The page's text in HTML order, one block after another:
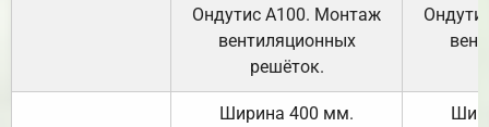
Ондутис А100. Монтаж
вентиляционных
решёток.
Ширина 400 мм.